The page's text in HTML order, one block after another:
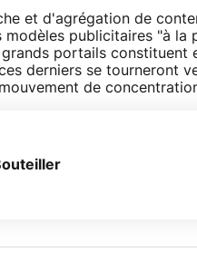
et d'agrégation de
modèles publicitaires "à
portails constituent
derniers se tourneront
de